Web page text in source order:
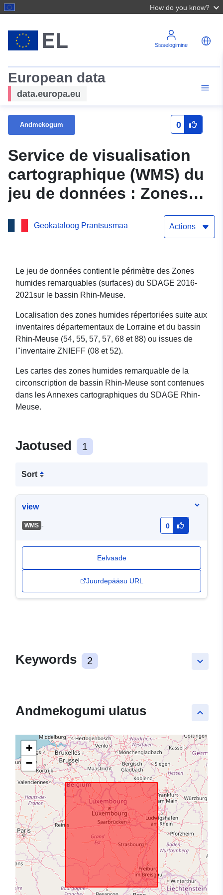
How do you know?
Sisselogimine
European data
data.europa.eu
Andmekogum 0
Service de visualisation
cartographique (WMS) du
jeu de données : Zones
humides remarquables
(Surface) du SDAGE 2016-
Meuse
Geokataloog Prantsusmaa Actions
Le jeu de données contient le périmètre des Zones
humides remarquables (surfaces) du SDAGE 2016-
2021sur le bassin Rhin-Meuse.
Localisation des zones humides répertoriées suite aux
inventaires départementaux de Lorraine et du bassin
Rhin-Meuse (54, 55, 57, 57, 68 et 88) ou issues de
l''inventaire ZNIEFF (08 et 52).
Les cartes des zones humides remarquable de la
circonscription de bassin Rhin-Meuse sont contenues
dans les Annexes cartographiques du SDAGE Rhin-
Meuse.
Jaotused 1
Sort
view
WMS - 0
Eelvaade
Juurdepääsu URL
keyboard_arrow_down
Keywords 2
keyboard_arrow_up
Andmekogumi ulatus
+
−